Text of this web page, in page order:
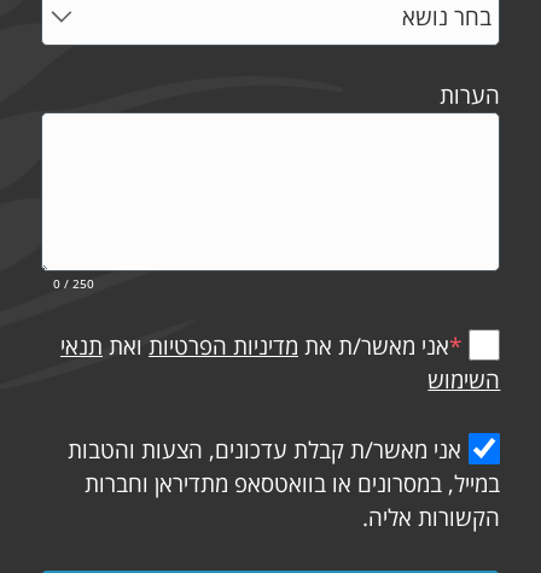
הערות
0 / 250
*אני מאשר/ת את מדיניות הפרטיות ואת תנאי
השימוש
אני מאשר/ת קבלת עדכונים, הצעות והטבות
במייל, במסרונים או בוואטסאפ מתדיראן וחברות
הקשורות אליה.